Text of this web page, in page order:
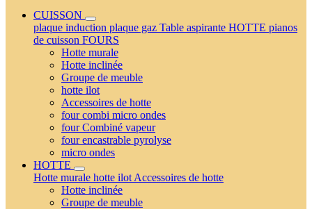
CUISSON
plaque induction plaque gaz Table aspirante HOTTE pianos
de cuisson FOURS
Hotte murale
Hotte inclinée
Groupe de meuble
hotte ilot
Accessoires de hotte
four combi micro ondes
four Combiné vapeur
four encastrable pyrolyse
micro ondes
HOTTE
Hotte murale hotte ilot Accessoires de hotte
Hotte inclinée
Groupe de meuble